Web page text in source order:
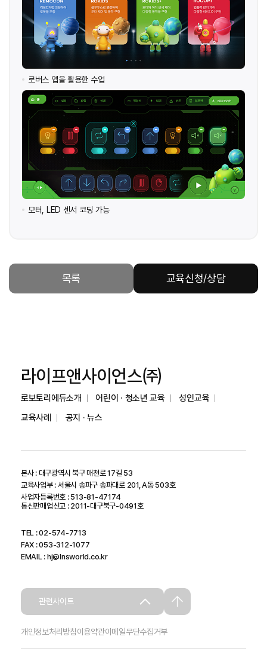
로버스 앱을 활용한 수업
모터, LED 센서 코딩 가능
목록 교육신청/상담
라이프앤사이언스㈜
로보토리에듀소개 어린이 · 청소년 교육
성인교육
교육사례
공지 · 뉴스
본사 : 대구광역시 북구 매천로 17길 53
교육사업부 : 서울시 송파구 송파대로 201, A동 503호
사업자등록번호 : 513-81-47174
통신판매업신고 : 2011-대구북구-0491호
TEL : 02-574-7713
FAX : 053-312-1077
EMAIL : hj@lnsworld.co.kr
관련사이트
개인정보처리방침이용약관이메일무단수집거부